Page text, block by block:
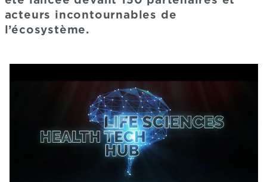
acteurs incontournables de
l’écosystème.